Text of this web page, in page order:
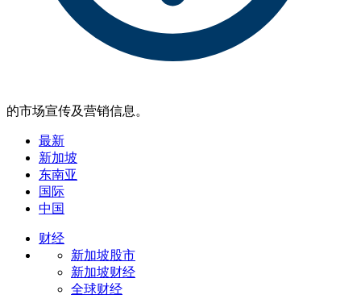
的市场宣传及营销信息。
最新
新加坡
东南亚
国际
中国
财经
新加坡股市
新加坡财经
全球财经